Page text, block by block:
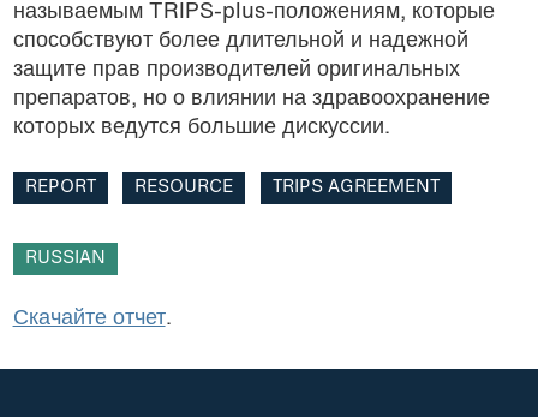
Roadmap
TB
Trade agreements
TRIPS Agreement
Video
называемым TRIPS-plus-положениям, которые
способствуют более длительной и надежной
защите прав производителей оригинальных
препаратов, но о влиянии на здравоохранение
которых ведутся большие дискуссии.
REPORT RESOURCE TRIPS AGREEMENT
RUSSIAN
Скачайте отчет.